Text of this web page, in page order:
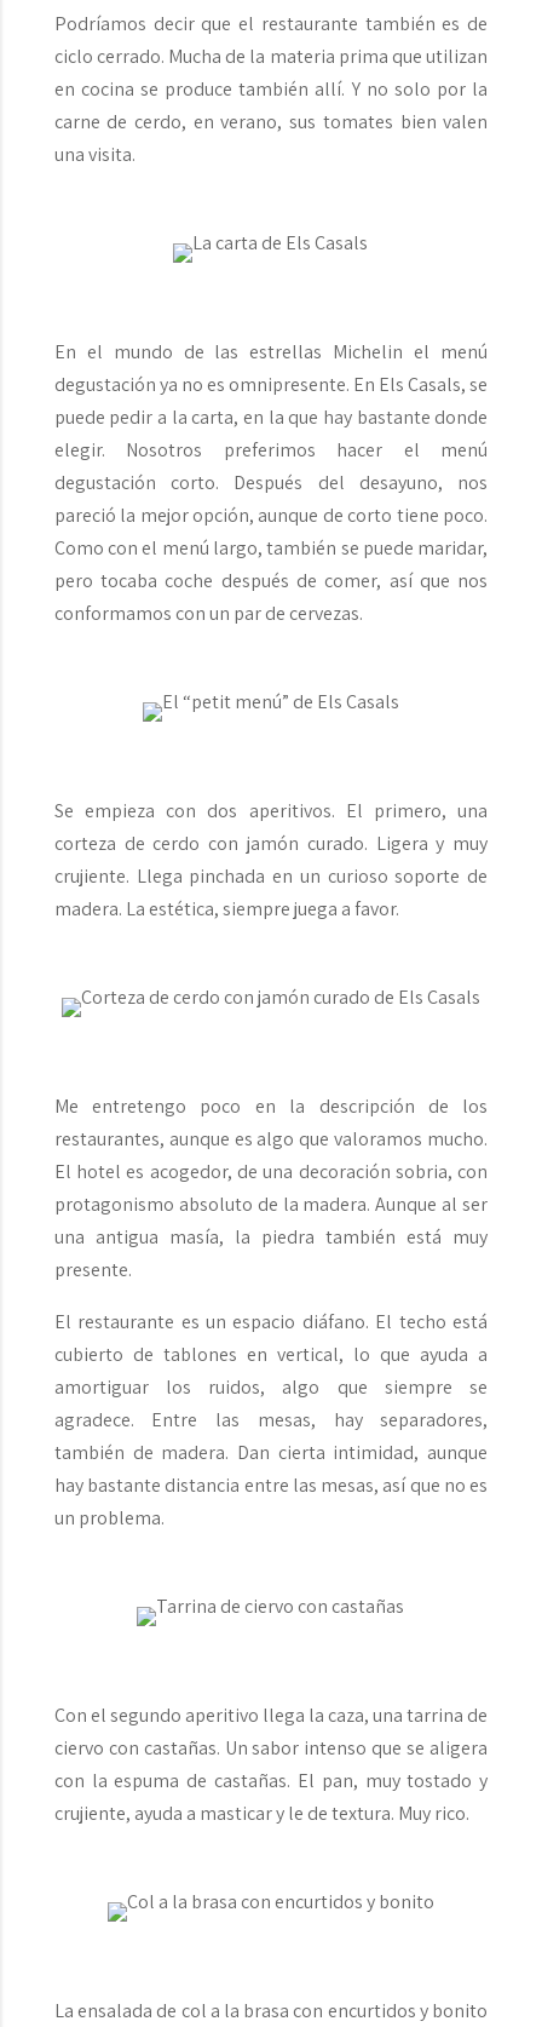
Podríamos decir que el restaurante también es de
ciclo cerrado. Mucha de la materia prima que utilizan
en cocina se produce también allí. Y no solo por la
carne de cerdo, en verano, sus tomates bien valen
una visita.
En el mundo de las estrellas Michelin el menú
degustación ya no es omnipresente. En Els Casals, se
puede pedir a la carta, en la que hay bastante donde
elegir. Nosotros preferimos hacer el menú
degustación corto. Después del desayuno, nos
pareció la mejor opción, aunque de corto tiene poco.
Como con el menú largo, también se puede maridar,
pero tocaba coche después de comer, así que nos
conformamos con un par de cervezas.
Se empieza con dos aperitivos. El primero, una
corteza de cerdo con jamón curado. Ligera y muy
crujiente. Llega pinchada en un curioso soporte de
madera. La estética, siempre juega a favor.
Me entretengo poco en la descripción de los
restaurantes, aunque es algo que valoramos mucho.
El hotel es acogedor, de una decoración sobria, con
protagonismo absoluto de la madera. Aunque al ser
una antigua masía, la piedra también está muy
presente.
El restaurante es un espacio diáfano. El techo está
cubierto de tablones en vertical, lo que ayuda a
amortiguar los ruidos, algo que siempre se
agradece. Entre las mesas, hay separadores,
también de madera. Dan cierta intimidad, aunque
hay bastante distancia entre las mesas, así que no es
un problema.
Con el segundo aperitivo llega la caza, una tarrina de
ciervo con castañas. Un sabor intenso que se aligera
con la espuma de castañas. El pan, muy tostado y
crujiente, ayuda a masticar y le de textura. Muy rico.
La ensalada de col a la brasa con encurtidos y bonito